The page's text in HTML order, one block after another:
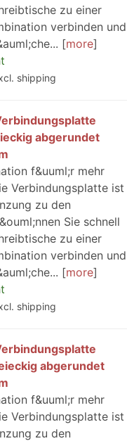
zu einer
verbinden und
more
shipping
abgerundet
f&uuml;r mehr
Verbindungsplatte ist
zu den
Sie schnell
zu einer
verbinden und
more
shipping
abgerundet
f&uuml;r mehr
Verbindungsplatte ist
zu den